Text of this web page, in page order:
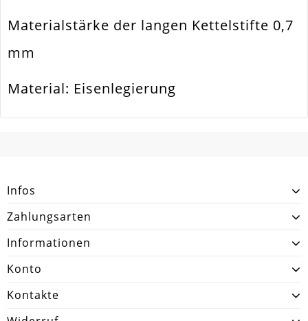
Materialstärke der langen Kettelstifte 0,7
mm
Material: Eisenlegierung
Infos
Zahlungsarten
Informationen
Konto
Kontakte